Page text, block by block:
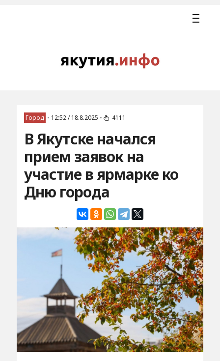
Город • 12:52 / 18.8.2025 • 4111
В Якутске начался
прием заявок на
участие в ярмарке ко
Дню города